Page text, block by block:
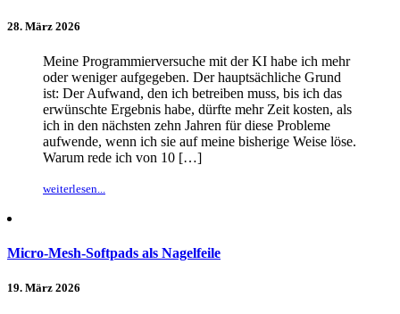
28. März 2026
Meine Programmierversuche mit der KI habe ich mehr
oder weniger aufgegeben. Der hauptsächliche Grund
ist: Der Aufwand, den ich betreiben muss, bis ich das
erwünschte Ergebnis habe, dürfte mehr Zeit kosten, als
ich in den nächsten zehn Jahren für diese Probleme
aufwende, wenn ich sie auf meine bisherige Weise löse.
Warum rede ich von 10 […]
weiterlesen...
Micro-Mesh-Softpads als Nagelfeile
19. März 2026